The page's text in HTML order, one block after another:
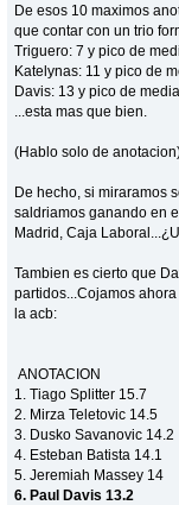
De esos 10 maximos
que contar con un trio
Triguero: 7 y pico de
Katelynas: 11 y pico de
Davis: 13 y pico de media
...esta mas que bien.
(Hablo solo de
De hecho, si miraramos
saldriamos ganando en
Madrid, Caja
Tambien es cierto que
partidos...Cojamos
la acb:
ANOTACION
1. Tiago Splitter 15.7
2. Mirza Teletovic 14.5
3. Dusko Savanovic 14.2
4. Esteban Batista 14.1
5. Jeremiah Massey 14
6. Paul Davis 13.2